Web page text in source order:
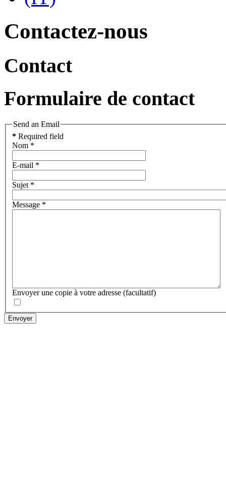
Contactez-nous
Contact
Formulaire de contact
Send an Email
* Required field
Nom *
E-mail *
Sujet *
Message *
Envoyer une copie à votre adresse (facultatif)
Envoyer